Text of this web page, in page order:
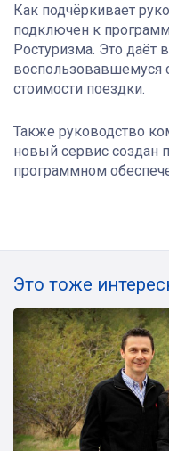
Как подчёркивает
подключен к
Ростуризма. Это
воспользовавшемуся
стоимости поездки.
Также руководство
новый сервис создан
программном
Это тоже